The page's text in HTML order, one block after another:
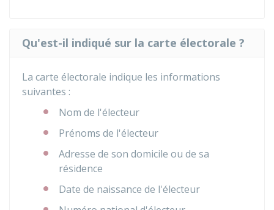
Qu'est-il indiqué sur la carte électorale ?
La carte électorale indique les informations
suivantes :
Nom de l'électeur
Prénoms de l'électeur
Adresse de son domicile ou de sa
résidence
Date de naissance de l'électeur